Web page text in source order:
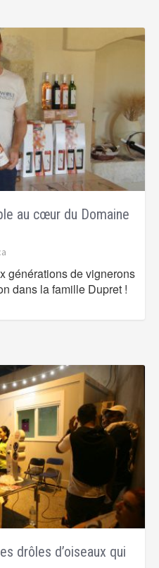
au cœur du Domaine
générations de vignerons
dans la famille Dupret !
drôles d’oiseaux qui